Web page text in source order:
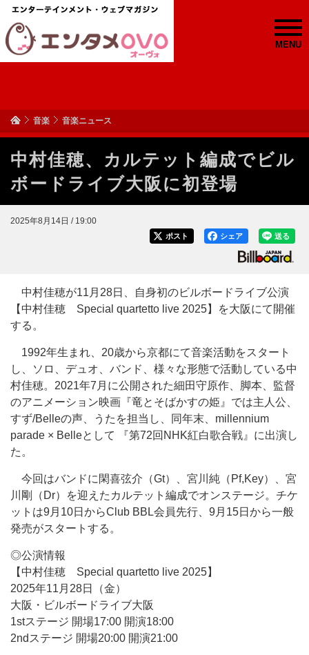
MENU
音楽 音楽ニュース
中村佳穂、カルテット編成でビル
ボードライブ大阪に初登場
2025年8月14日 / 19:00
送る
シェア
ポスト
中村佳穂が11月28日、自身初のビルボードライブ公演
【中村佳穂 Special quartetto live 2025】を大阪にて開催
する。
1992年生まれ、20歳から京都にて音楽活動をスタート
し、ソロ、デュオ、バンド、様々な形態で活動している中
村佳穂。2021年7月に公開された細田守原作、脚本、監督
のアニメーション映画『竜とそばかすの姫』では主人公、
すず/Belleの声、うたを担当し、同年末、millennium
parade × Belleとして 『第72回NHK紅白歌合戦』に出演し
た。
今回はバンドに閑喜弦介（Gt）、宮川純（Pf,Key）、宮
川剛（Dr）を迎えたカルテット編成でオンステージ。チケ
ットは9月10日からClub BBL会員先行、9月15日から一般
発売がスタートする。
◎公演情報
【中村佳穂 Special quartetto live 2025】
2025年11月28日（金）
大阪・ビルボードライブ大阪
1stステージ 開場17:00 開演18:00
2ndステージ 開場20:00 開演21:00